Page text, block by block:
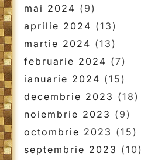
mai 2024 (9)
aprilie 2024 (13)
martie 2024 (13)
februarie 2024 (7)
ianuarie 2024 (15)
decembrie 2023 (18)
noiembrie 2023 (9)
octombrie 2023 (15)
septembrie 2023 (10)